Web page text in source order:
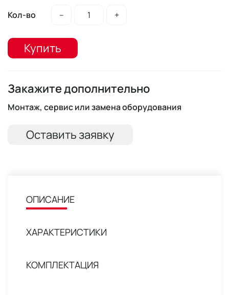
Кол-во – +
Купить
Закажите дополнительно
Монтаж, сервис или замена оборудования
Оставить заявку
ОПИСАНИЕ
ХАРАКТЕРИСТИКИ
КОМПЛЕКТАЦИЯ